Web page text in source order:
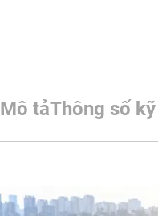
Mô tảThông số